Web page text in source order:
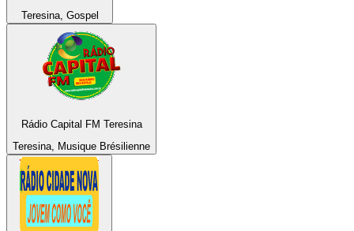
Teresina, Gospel
Rádio Capital FM Teresina
Teresina, Musique Brésilienne